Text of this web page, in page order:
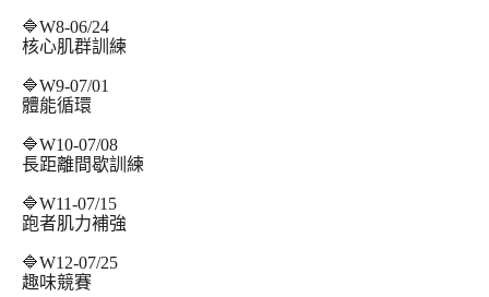
🔷W8-06/24
核心肌群訓練
🔷W9-07/01
體能循環
🔷W10-07/08
長距離間歇訓練
🔷W11-07/15
跑者肌力補強
🔷W12-07/25
趣味競賽